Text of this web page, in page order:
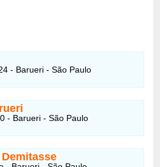
- Barueri - São Paulo
- Barueri - São Paulo